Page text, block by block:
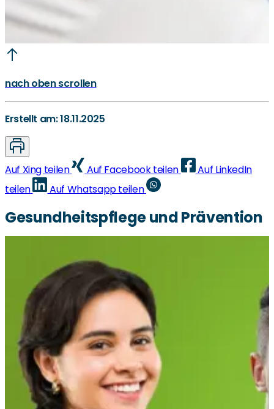
nach oben scrollen
Erstellt am: 18.11.2025
Auf Xing teilen Auf Facebook teilen
Auf LinkedIn
teilen
Auf Whatsapp teilen
Gesundheitspflege und Prävention